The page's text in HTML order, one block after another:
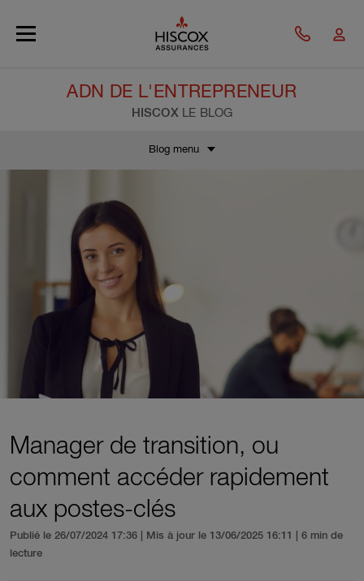
ADN DE L'ENTREPRENEUR
HISCOX LE BLOG
Blog menu
Manager de transition, ou
comment accéder rapidement
aux postes-clés
Publié le 26/07/2024 17:36 | Mis à jour le 13/06/2025 16:11
| 6 min de
lecture